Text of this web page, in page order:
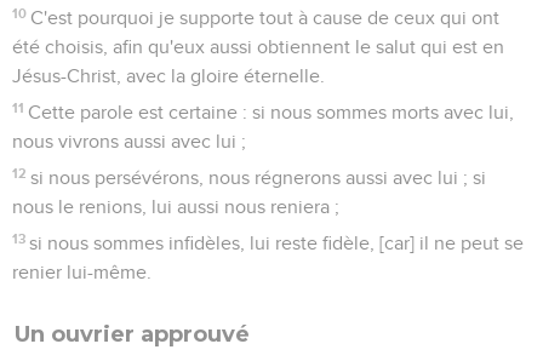
10 C'est pourquoi je supporte tout à cause de ceux qui ont
été choisis, afin qu'eux aussi obtiennent le salut qui est en
Jésus-Christ, avec la gloire éternelle.
11 Cette parole est certaine : si nous sommes morts avec lui,
nous vivrons aussi avec lui ;
12 si nous persévérons, nous régnerons aussi avec lui ; si
nous le renions, lui aussi nous reniera ;
13 si nous sommes infidèles, lui reste fidèle, [car] il ne peut se
renier lui-même.
Un ouvrier approuvé